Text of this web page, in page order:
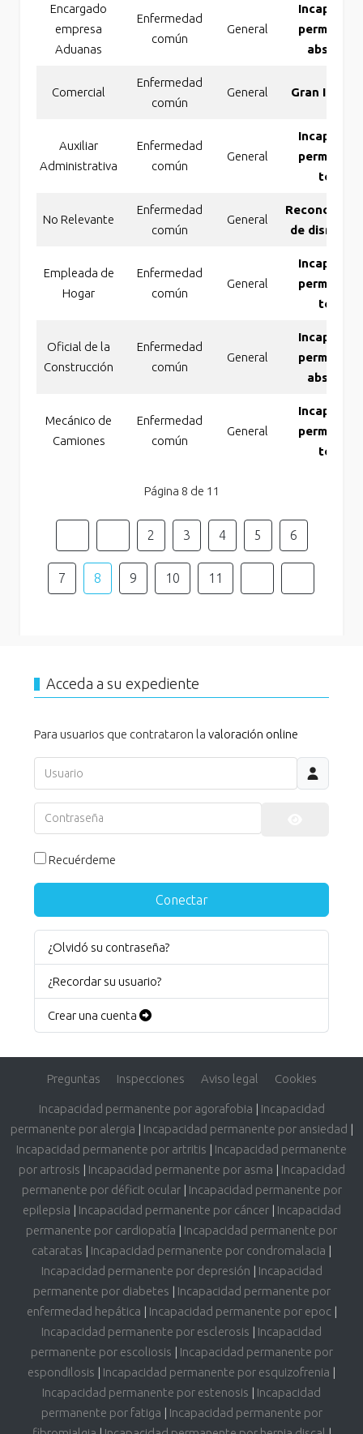
Encargado
empresa
Aduanas
Enfermedad
común
General
absoluta
Comercial
Enfermedad
común
General Gran
Auxiliar
Administrativa
Enfermedad
común
General
total
No Relevante
Enfermedad
común
General
de
Empleada de
Hogar
Enfermedad
común
General
total
Oficial de la
Construcción
Enfermedad
común
General
absoluta
Mecánico de
Camiones
Enfermedad
común
General
total
Página 8 de 11
2 3 4 5 6
7 8 9 10 11
Acceda a su expediente
Para usuarios que contrataron la valoración online
Usuario
Contraseña
Recuérdeme
Conectar
¿Olvidó su contraseña?
¿Recordar su usuario?
Crear una cuenta
Preguntas Inspecciones Aviso legal Cookies
Incapacidad permanente por agorafobia | Incapacidad
permanente por alergia | Incapacidad permanente por ansiedad |
Incapacidad permanente por artritis | Incapacidad permanente
por artrosis | Incapacidad permanente por asma | Incapacidad
permanente por déficit ocular| Incapacidad permanente por
epilepsia | Incapacidad permanente por cáncer| Incapacidad
permanente por cardiopatía | Incapacidad permanente por
cataratas | Incapacidad permanente por condromalacia |
Incapacidad permanente por depresión | Incapacidad
permanente por diabetes | Incapacidad permanente por
enfermedad hepática | Incapacidad permanente por epoc|
Incapacidad permanente por esclerosis | Incapacidad
permanente por escoliosis | Incapacidad permanente por
espondilosis | Incapacidad permanente por esquizofrenia |
Incapacidad permanente por estenosis | Incapacidad
permanente por fatiga | Incapacidad permanente por